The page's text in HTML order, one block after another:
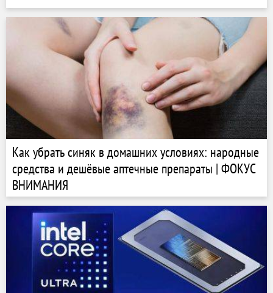
Как убрать синяк в домашних условиях: народные
средства и дешёвые аптечные препараты | ФОКУС
ВНИМАНИЯ